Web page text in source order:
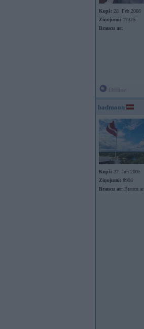
Kopš: 28. Feb 2008
Ziņojumi: 17375
Braucu ar:
badmoon
Kopš: 27. Jun 2005
Ziņojumi: 8908
Braucu ar: Braucu ar